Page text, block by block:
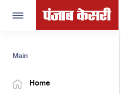
Toggle
Main
Home